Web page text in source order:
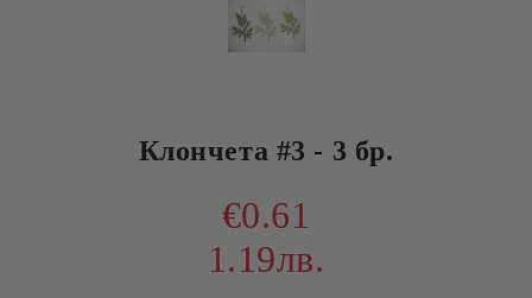
Клончета #3 - 3 бр.
€0.61
1.19лв.